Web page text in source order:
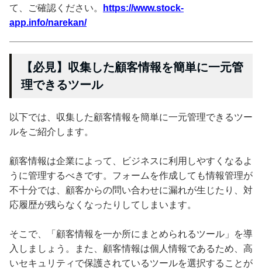
て、ご確認ください。
https://www.stock-
app.info/narekan/
【必見】収集した顧客情報を簡単に一元管
理できるツール
以下では、収集した顧客情報を簡単に一元管理できるツー
ルをご紹介します。
顧客情報は企業によって、ビジネスに利用しやすくなるよ
うに管理するべきです。フォームを作成しても情報管理が
不十分では、顧客からの問い合わせに漏れが生じたり、対
応履歴が残らなくなったりしてしまいます。
そこで、「顧客情報を一か所にまとめられるツール」を導
入しましょう。また、顧客情報は個人情報であるため、高
いセキュリティで保護されているツールを選択することが